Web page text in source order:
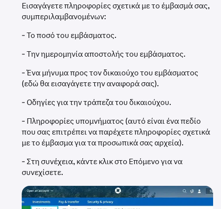
Εισαγάγετε πληροφορίες σχετικά με το έμβασμά σας,
συμπεριλαμβανομένων:
- Το ποσό του εμβάσματος.
- Την ημερομηνία αποστολής του εμβάσματος.
- Ένα μήνυμα προς τον δικαιούχο του εμβάσματος
(εδώ θα εισαγάγετε την αναφορά σας).
- Οδηγίες για την τράπεζα του δικαιούχου.
- Πληροφορίες υπομνήματος (αυτό είναι ένα πεδίο
που σας επιτρέπει να παρέχετε πληροφορίες σχετικά
με το έμβασμα για τα προσωπικά σας αρχεία).
- Στη συνέχεια, κάντε κλικ στο Επόμενο για να
συνεχίσετε.